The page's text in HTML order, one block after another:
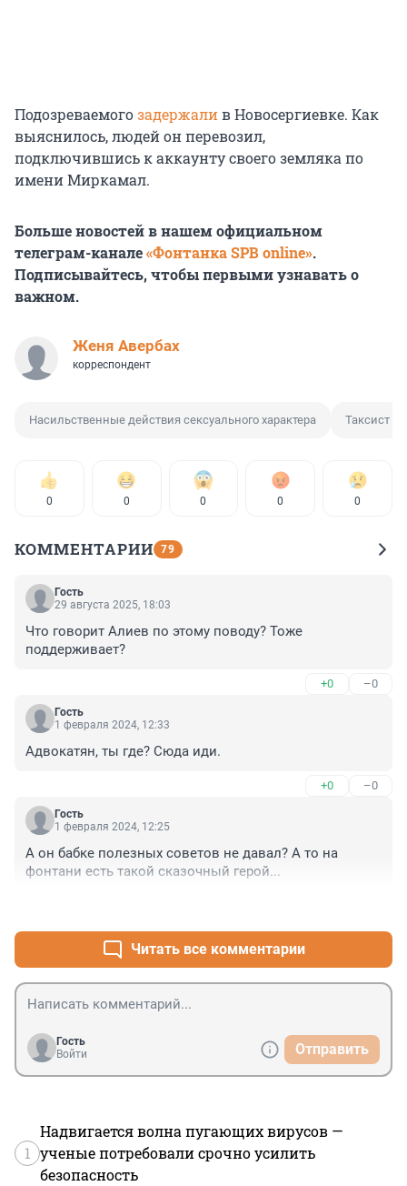
Подозреваемогозадержалив Новосергиевке. Как
выяснилось, людей он перевозил,
подключившись к аккаунту своего земляка по
имени Миркамал.
Больше новостей в нашем официальном
телеграм-канале«Фонтанка SPB online».
Подписывайтесь, чтобы первыми узнавать о
важном.
Женя Авербах
корреспондент
Насильственные действия сексуального характера Таксист
0 0 0 0 0
КОММЕНТАРИИ 79
Гость
29 августа 2025, 18:03
Что говорит Алиев по этому поводу? Тоже
поддерживает?
+0 –0
Гость
1 февраля 2024, 12:33
Адвокатян, ты где? Сюда иди.
+0 –0
Гость
1 февраля 2024, 12:25
А он бабке полезных советов не давал? А то на
фонтани есть такой сказочный герой...
Читать все комментарии
Гость
Войти
Отправить
1
Надвигается волна пугающих вирусов —
ученые потребовали срочно усилить
безопасность